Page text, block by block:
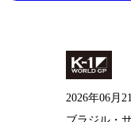
2026年06月